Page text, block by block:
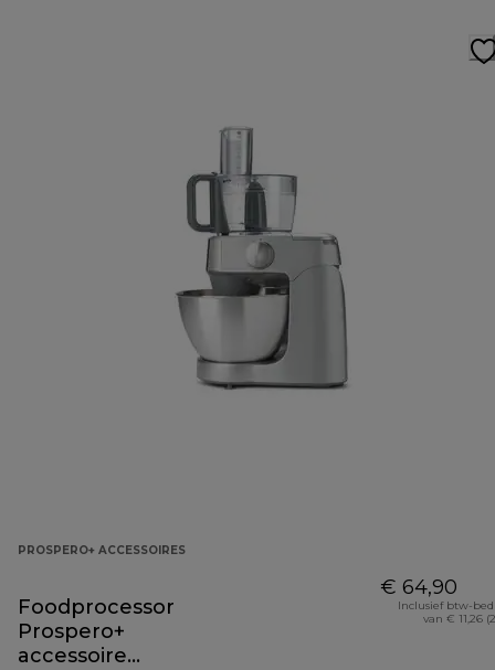
PROSPERO+ ACCESSOIRES
Foodprocessor
Prospero+
accessoire
€ 64,90
Inclusief btw-
van € 11,26